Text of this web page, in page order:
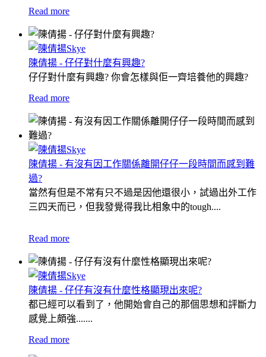
Read more
陳倩揚 - 仔仔對什麼有興趣?
仔仔對什麼有興趣? 你會怎樣與佢一齊培養他的興趣?
Read more
陳倩揚 - 有沒有因工作關係離開仔仔一段時間而感到難
過?
當然有但是不常有只不過是因他還很小，試過出外工作
三四天而已，但我發覺得我比相象中的tough....
Read more
陳倩揚 - 仔仔有沒有什麼性格顯現出來呢?
都已經可以看到了，他開始會自己的那個思想和評斷力
感覺上頗強.......
Read more